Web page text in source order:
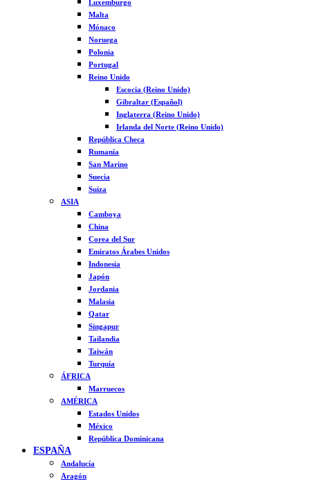
Luxemburgo
Malta
Mónaco
Noruega
Polonia
Portugal
Reino Unido
Escocia (Reino Unido)
Gibraltar (Español)
Inglaterra (Reino Unido)
Irlanda del Norte (Reino Unido)
República Checa
Rumanía
San Marino
Suecia
Suiza
ASIA
Camboya
China
Corea del Sur
Emiratos Árabes Unidos
Indonesia
Japón
Jordania
Malasia
Qatar
Singapur
Tailandia
Taiwán
Turquía
ÁFRICA
Marruecos
AMÉRICA
Estados Unidos
México
República Dominicana
ESPAÑA
Andalucía
Aragón